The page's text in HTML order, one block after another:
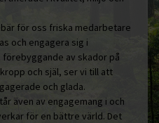
för oss friska medarbetare
och engagera sig i
av skador på
och själ, ser vi till att
och glada.
även av engagemang i och
för en bättre värld. Det